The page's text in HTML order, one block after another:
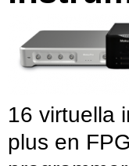
16 virtuella
plus en